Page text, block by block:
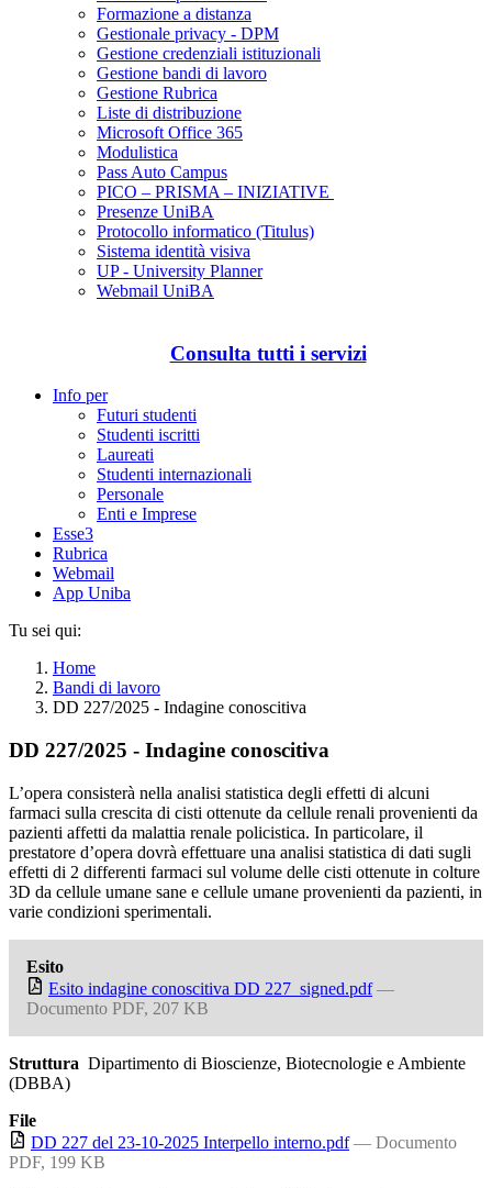
Formazione a distanza
Gestionale privacy - DPM
Gestione credenziali istituzionali
Gestione bandi di lavoro
Gestione Rubrica
Liste di distribuzione
Microsoft Office 365
Modulistica
Pass Auto Campus
PICO – PRISMA – INIZIATIVE
Presenze UniBA
Protocollo informatico (Titulus)
Sistema identità visiva
UP - University Planner
Webmail UniBA
Consulta tutti i servizi
Info per
Futuri studenti
Studenti iscritti
Laureati
Studenti internazionali
Personale
Enti e Imprese
Esse3
Rubrica
Webmail
App Uniba
Tu sei qui:
Home
Bandi di lavoro
DD 227/2025 - Indagine conoscitiva
DD 227/2025 - Indagine conoscitiva
L’opera consisterà nella analisi statistica degli effetti di alcuni
farmaci sulla crescita di cisti ottenute da cellule renali provenienti da
pazienti affetti da malattia renale policistica. In particolare, il
prestatore d’opera dovrà effettuare una analisi statistica di dati sugli
effetti di 2 differenti farmaci sul volume delle cisti ottenute in colture
3D da cellule umane sane e cellule umane provenienti da pazienti, in
varie condizioni sperimentali.
Esito
Esito indagine conoscitiva DD 227_signed.pdf —
Documento PDF, 207 KB
Struttura Dipartimento di Bioscienze, Biotecnologie e Ambiente
(DBBA)
File
DD 227 del 23-10-2025 Interpello interno.pdf — Documento
PDF, 199 KB